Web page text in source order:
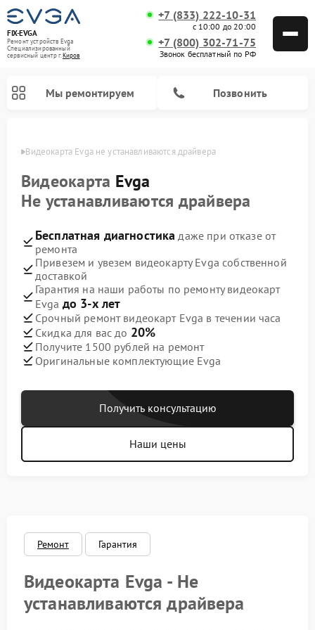
FIX-EVGA
Ремонт устройств Evga
Специализированный
cервисный центр г.Киров
+7 (833) 222-10-31
с 10:00 до 20:00
+7 (800) 302-71-75
Звонок бесплатный по РФ
Мы ремонтируем Позвонить
Видеокарта Evga не устанавливаются драйвера
Видеокарта Evga
Не устанавливаются драйвера
Бесплатная диагностика даже при отказе от
ремонта
Привезем и увезем видеокарту Evga собственной
доставкой
Гарантия на наши работы по ремонту видеокарт
Evga до 3-х лет
Срочный ремонт видеокарт Evga в течении часа
Скидка для вас до 20%
Получите 1500 рублей на ремонт
Оригинальные комплектующие Evga
Получить консультацию
Наши цены
Ремонт Гарантия
Видеокарта Evga - Не
устанавливаются драйвера